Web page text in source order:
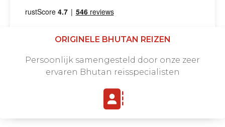
Offerte aanvragen
ORIGINELE BHUTAN REIZEN
Persoonlijk samengesteld door onze zeer
ervaren Bhutan reisspecialisten